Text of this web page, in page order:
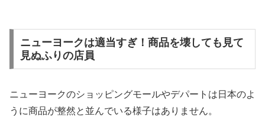
ニューヨークは適当すぎ！商品を壊しても見て
見ぬふりの店員
ニューヨークのショッピングモールやデパートは日本のよ
うに商品が整然と並んでいる様子はありません。